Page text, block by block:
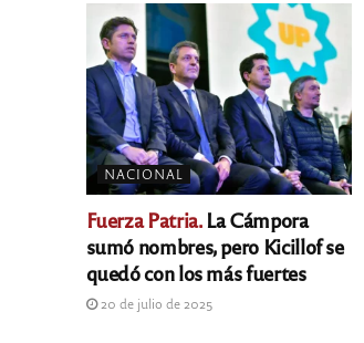
NACIONAL
Fuerza Patria.La Cámpora
sumó nombres, pero Kicillof se
quedó con los más fuertes
20 de julio de 2025